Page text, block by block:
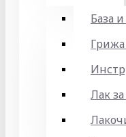
База
Лак